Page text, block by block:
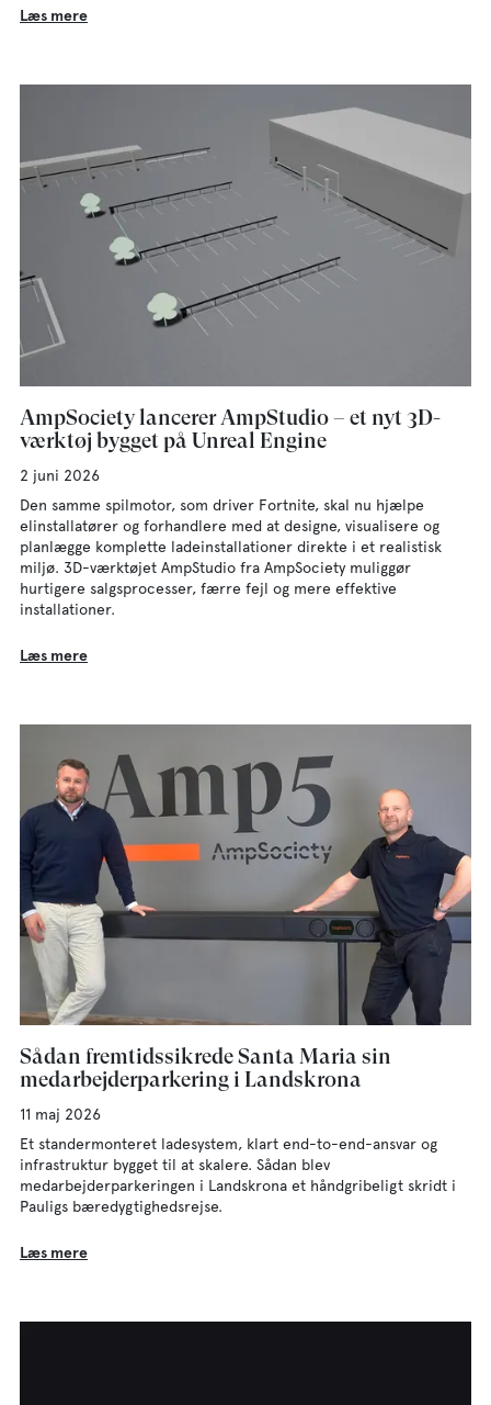
Læs mere
AmpSociety lancerer AmpStudio – et nyt 3D-
værktøj bygget på Unreal Engine
2 juni 2026
Den samme spilmotor, som driver Fortnite, skal nu hjælpe
elinstallatører og forhandlere med at designe, visualisere og
planlægge komplette ladeinstallationer direkte i et realistisk
miljø. 3D-værktøjet AmpStudio fra AmpSociety muliggør
hurtigere salgsprocesser, færre fejl og mere effektive
installationer.
Læs mere
Sådan fremtidssikrede Santa Maria sin
medarbejderparkering i Landskrona
11 maj 2026
Et standermonteret ladesystem, klart end-to-end-ansvar og
infrastruktur bygget til at skalere. Sådan blev
medarbejderparkeringen i Landskrona et håndgribeligt skridt i
Pauligs bæredygtighedsrejse.
Læs mere